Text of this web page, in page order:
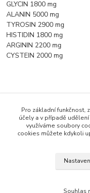
GLYCIN 1800 mg
ALANIN 5000 mg
TYROSIN 2900 mg
HISTIDIN 1800 mg
ARGININ 2200 mg
CYSTEIN 2000 mg
Bezlepkové potraviny
Proteiny
Pro základní funkčnost,
účely a v případě
využíváme soubory
cookies můžete kdykoli
Souhlas